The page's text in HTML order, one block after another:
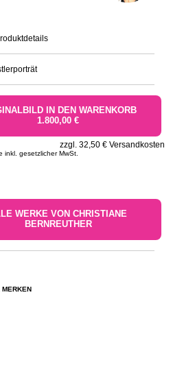
IN DEN WARENKORB
1.800,00 €
zzgl. 32,50 € Versandkosten
inkl. gesetzlicher MwSt.
WERKE VON CHRISTIANE
BERNREUTHER
MERKEN